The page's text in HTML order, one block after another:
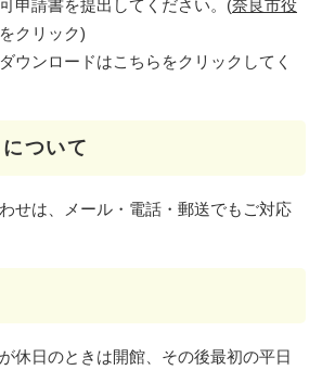
申請書を提出してください。(奈良市役
クリック)
ウンロードはこちらをクリックしてく
ついて
せは、メール・電話・郵送でもご対応
休日のときは開館、その後最初の平日